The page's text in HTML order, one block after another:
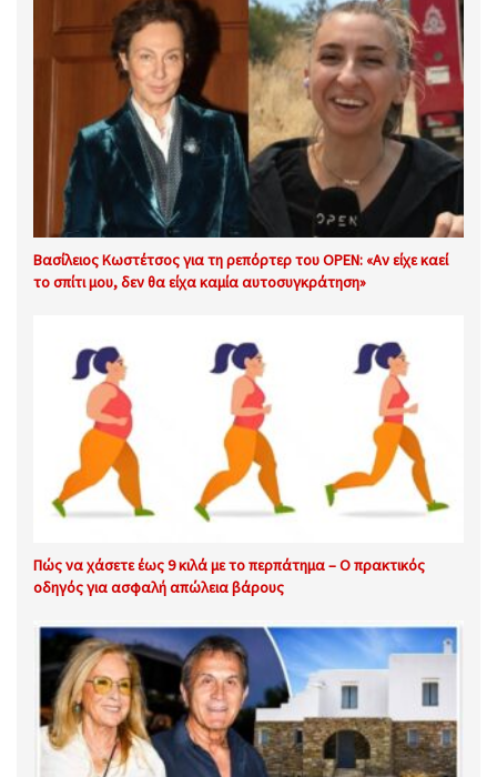
Βασίλειος Κωστέτσος για τη ρεπόρτερ του OPEN: «Αν είχε καεί
το σπίτι μου, δεν θα είχα καμία αυτοσυγκράτηση»
Πώς να χάσετε έως 9 κιλά με το περπάτημα – Ο πρακτικός
οδηγός για ασφαλή απώλεια βάρους